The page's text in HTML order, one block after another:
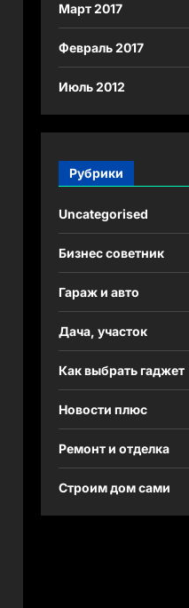
Март 2017
Февраль 2017
Июль 2012
Рубрики
Uncategorised
Бизнес советник
Гараж и авто
Дача, участок
Как выбрать гаджет
Новости плюс
Ремонт и отделка
Строим дом сами